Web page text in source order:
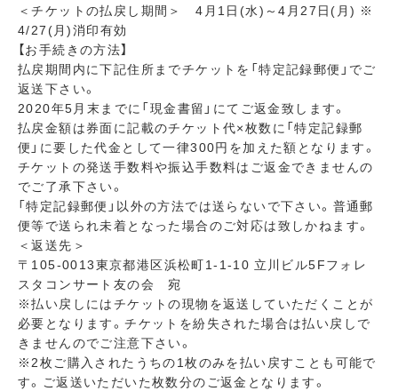
＜チケットの払戻し期間＞ 4月1日(水)～4月27日(月) ※
4/27(月)消印有効
【お手続きの方法】
払戻期間内に下記住所までチケットを「特定記録郵便」でご
返送下さい。
2020年5月末までに「現金書留」にてご返金致します。
払戻金額は券面に記載のチケット代×枚数に「特定記録郵
便」に要した代金として一律300円を加えた額となります。
チケットの発送手数料や振込手数料はご返金できませんの
でご了承下さい。
「特定記録郵便」以外の方法では送らないで下さい。普通郵
便等で送られ未着となった場合のご対応は致しかねます。
＜返送先＞
〒105-0013東京都港区浜松町1-1-10 立川ビル5Fフォレ
スタコンサート友の会 宛
※払い戻しにはチケットの現物を返送していただくことが
必要となります。チケットを紛失された場合は払い戻しで
きませんのでご注意下さい。
※2枚ご購入されたうちの1枚のみを払い戻すことも可能で
す。ご返送いただいた枚数分のご返金となります。